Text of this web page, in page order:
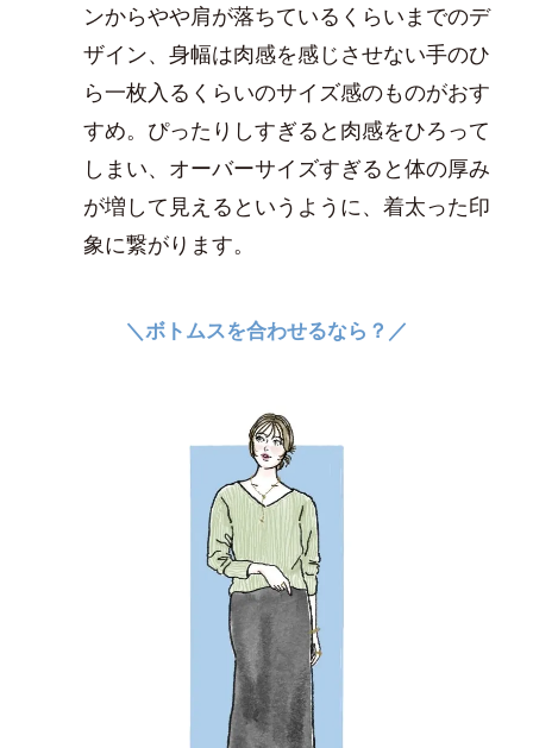
ンからやや肩が落ちているくらいまでのデ
ザイン、身幅は肉感を感じさせない手のひ
ら一枚入るくらいのサイズ感のものがおす
すめ。ぴったりしすぎると肉感をひろって
しまい、オーバーサイズすぎると体の厚み
が増して見えるというように、着太った印
象に繋がります。
＼ボトムスを合わせるなら？／